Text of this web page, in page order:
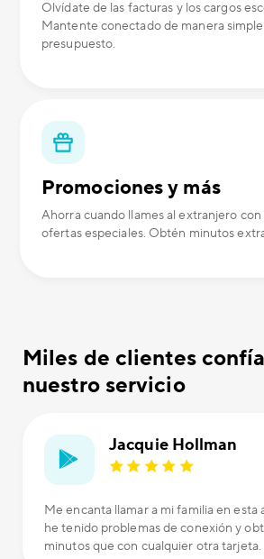
Olvídate de las facturas y los cargos
Mantente conectado de manera
presupuesto.
Promociones y más
Ahorra cuando llames al extranjero
ofertas especiales. Obtén minutos
Miles de clientes
nuestro servicio
Jacquie Hollman
Me encanta llamar a mi familia en esta
he tenido problemas de conexión y
minutos que con cualquier otra tarjeta.